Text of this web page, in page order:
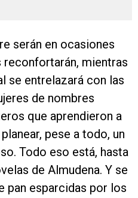
serán en ocasiones
mientras
se entrelazará con las
de nombres
que aprendieron a
pese a todo, un
Todo eso está, hasta
de Almudena. Y se
pan esparcidas por los